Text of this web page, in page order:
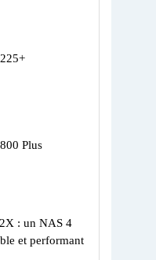
Plus
: un NAS 4
et performant